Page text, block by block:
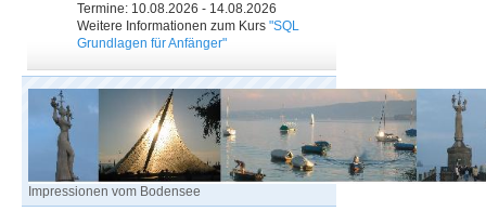
Termine: 10.08.2026 - 14.08.2026
Weitere Informationen zum Kurs "SQL
Grundlagen für Anfänger"
Impressionen vom Bodensee